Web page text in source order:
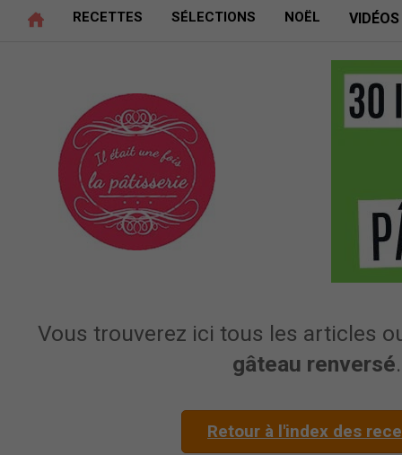
RECETTES SÉLECTIONS NOËL VIDÉOS
Vous trouverez ici tous les articles
gâteau renversé.
Retour à l'index des